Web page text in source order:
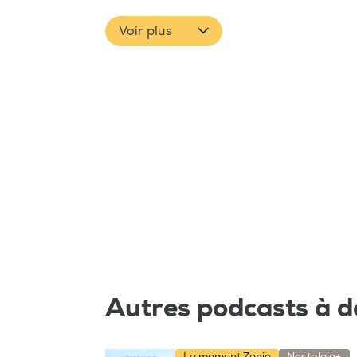
Voir plus
Autres podcasts à